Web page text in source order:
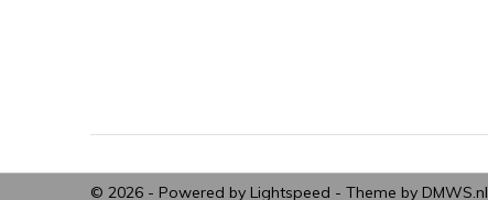
© 2026 - Powered by Lightspeed - Theme by DMWS.nl